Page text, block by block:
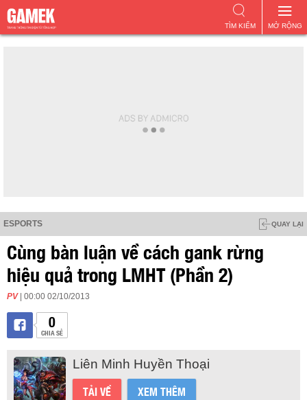
MỞ RỘNG
TÌM KIẾM
ESPORTS QUAY LẠI
Cùng bàn luận về cách gank rừng
hiệu quả trong LMHT (Phần 2)
PV | 00:00 02/10/2013
0
CHIA SẺ
Liên Minh Huyền Thoại
TẢI VỀ XEM THÊM